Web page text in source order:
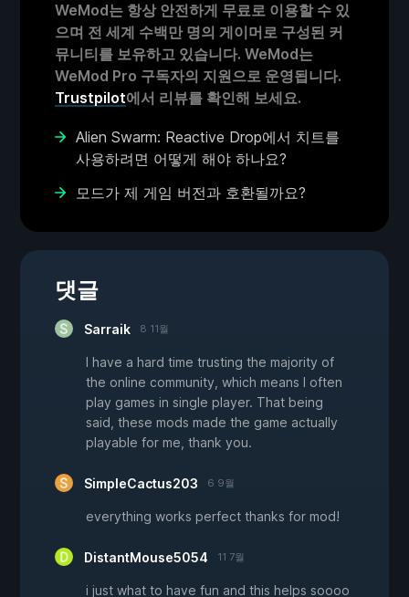
WeMod는 항상 안전하게 무료로 이용할 수 있
으며 전 세계 수백만 명의 게이머로 구성된 커
뮤니티를 보유하고 있습니다. WeMod는
WeMod Pro 구독자의 지원으로 운영됩니다.
Trustpilot에서 리뷰를 확인해 보세요.
Alien Swarm: Reactive Drop에서 치트를
사용하려면 어떻게 해야 하나요?
모드가 제 게임 버전과 호환될까요?
댓글
Sarraik 8 11월
I have a hard time trusting the majority of
the online community, which means I often
play games in single player. That being
said, these mods made the game actually
playable for me, thank you.
SimpleCactus203 6 9월
everything works perfect thanks for mod!
DistantMouse5054 11 7월
i just what to have fun and this helps soooo